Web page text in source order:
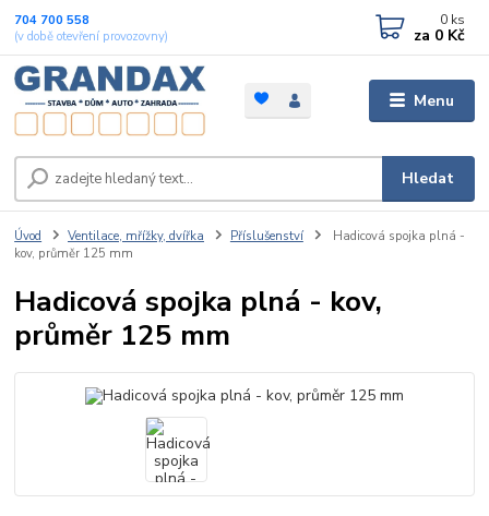
Menu
Hledat
704 700 558
(v době otevření provozovny)
0 ks
za 0 Kč
Úvod Ventilace, mřížky, dvířka Příslušenství
Hadicová spojka plná -
kov, průměr 125 mm
Hadicová spojka plná - kov,
průměr 125 mm